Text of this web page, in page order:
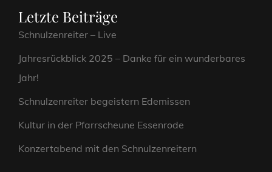
Letzte Beiträge
Schnulzenreiter – Live
Jahresrückblick 2025 – Danke für ein wunderbares
Jahr!
Schnulzenreiter begeistern Edemissen
Kultur in der Pfarrscheune Essenrode
Konzertabend mit den Schnulzenreitern